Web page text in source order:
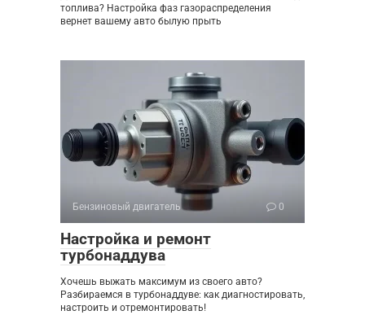
топлива? Настройка фаз газораспределения
вернет вашему авто былую прыть
Бензиновый двигатель 0
Настройка и ремонт
турбонаддува
Хочешь выжать максимум из своего авто?
Разбираемся в турбонаддуве: как диагностировать,
настроить и отремонтировать!